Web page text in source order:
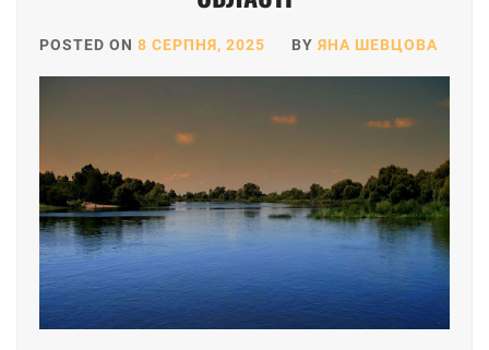
POSTED ON 8 СЕРПНЯ, 2025 BY ЯНА ШЕВЦОВА